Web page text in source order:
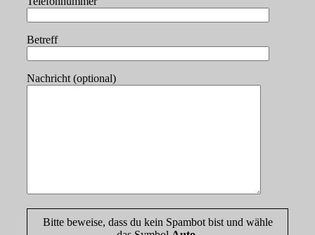
Betreff
Nachricht (optional)
Bitte beweise, dass du kein Spambot bist und wähle